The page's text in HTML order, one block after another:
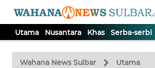
Utama Nusantara Khas Serba-serbi
Wahana News Sulbar Utama
TV
Tutup